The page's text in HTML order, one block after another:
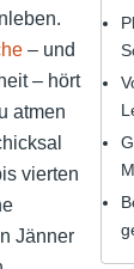
– und
– hört
atmen
vierten
Jänner